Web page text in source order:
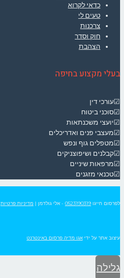
כדאי לקרוא
טעים לי
צרכנות
חוק וסדר
הצהבת
בעלי מקצוע בחיפה
☑עורכי דין
☑סוכני ביטוח
☑יועצי משכנתאות
☑מעצבי פנים ואדריכלים
☑מטפלים גוף ונפש
☑קבלנים ושיפוצניקים
☑מרפאות שיניים
☑טכנאי מזגנים
לפרסום חייגו 0523190319 - אלי גולדמן | מדיניות פרטיות
עיצוב אתר על ידי אגו מדיה פרסום באינטרנט
גלילה